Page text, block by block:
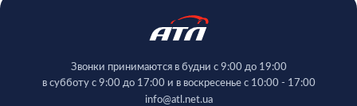
Звонки принимаются в будни с 9:00 до 19:00
в субботу с 9:00 до 17:00 и в воскресенье с 10:00 - 17:00
info@atl.net.ua